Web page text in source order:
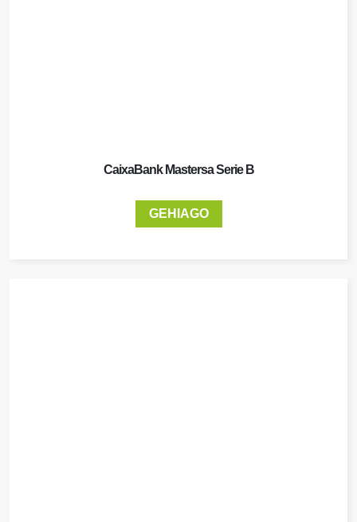
CaixaBank Mastersa Serie B
GEHIAGO